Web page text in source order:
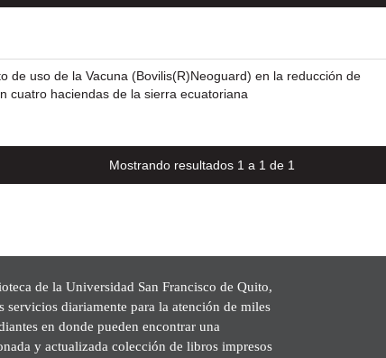
de uso de la Vacuna (Bovilis(R)Neoguard) en la reducción de
cuatro haciendas de la sierra ecuatoriana
Mostrando resultados 1 a 1 de 1
de la Universidad San Francisco de Quito,
servicios diariamente para la atención de miles
en donde pueden encontrar una
y actualizada colección de libros impresos